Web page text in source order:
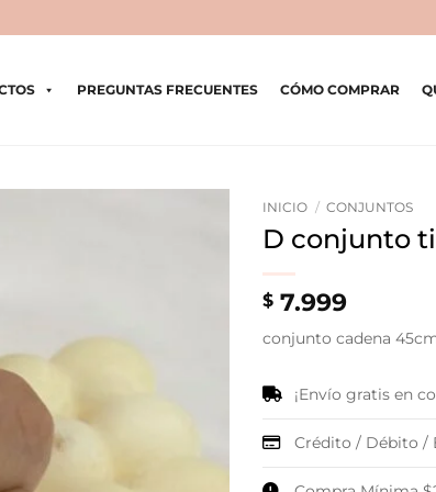
PREGUNTAS FRECUENTES CÓMO COMPRAR
INICIO / CONJUNTOS
D conjunto
$ 7.999
conjunto cadena
¡Envío gratis en
Crédito / Débito /